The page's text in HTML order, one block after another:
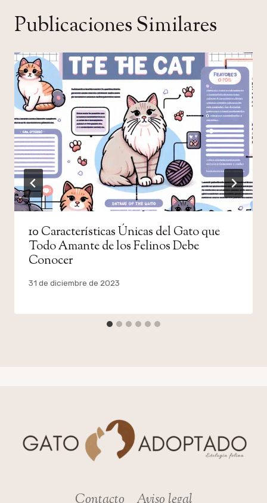
Publicaciones Similares
10 Características Únicas del Gato que
Todo Amante de los Felinos Debe
Conocer
Por
31 de diciembre de 2023